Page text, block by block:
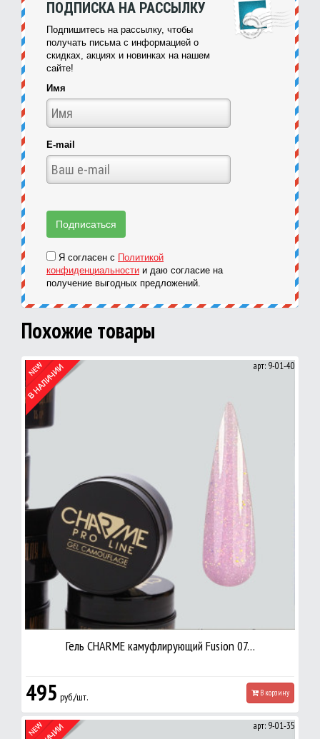
ПОДПИСКА НА РАССЫЛКУ
Подпишитесь на рассылку, чтобы
получать письма с информацией о
скидках, акциях и новинках на нашем
сайте!
Имя
E-mail
Я согласен с Политикой
конфиденциальности и даю согласие на
получение выгодных предложений.
Похожие товары
арт: 9-01-40
Гель CHARME камуфлирующий Fusion 07…
495 руб./шт. В корзину
арт: 9-01-35